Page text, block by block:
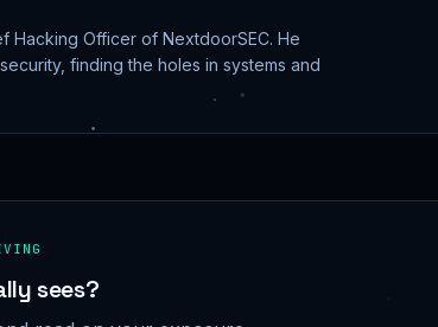
Hacking Officer of NextdoorSEC. He
finding the holes in systems and
sees?